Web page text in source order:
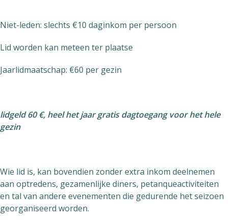
Niet-leden: slechts €10 daginkom per persoon
Lid worden kan meteen ter plaatse
Jaarlidmaatschap: €60 per gezin
lidgeld 60 €, heel het jaar gratis dagtoegang voor het hele
gezin
Wie lid is, kan bovendien zonder extra inkom deelnemen
aan optredens, gezamenlijke diners, petanqueactiviteiten
en tal van andere evenementen die gedurende het seizoen
georganiseerd worden.